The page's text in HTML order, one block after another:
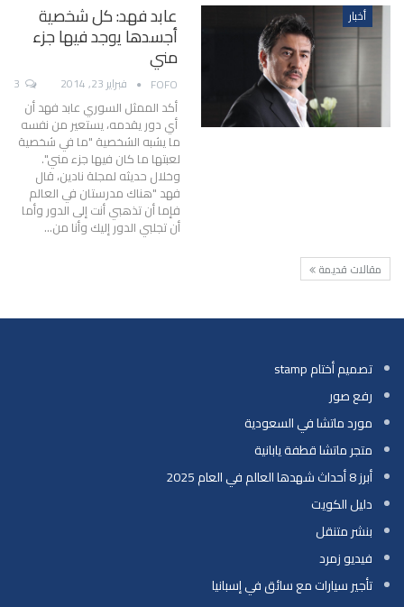
أخبار عابد فهد: كل شخصية
أجسدها يوجد فيها جزء
مني
FOFO فبراير 23, 2014
أكد الممثل السوري عابد فهد أن
أي دور يقدمه، يستعير من نفسه
ما يشبه الشخصية "ما في شخصية
لعبتها ما كان فيها جزء مني".
وخلال حديثه لمجلة نادين، قال
فهد "هناك مدرستان في العالم
فإما أن تذهبي أنت إلى الدور وأما
أن تجلبي الدور إليك وأنا من…
مقالات قديمة
تصميم أختام stamp
رفع صور
مورد ماتشا في السعودية
متجر ماتشا قطفة يابانية
أبرز 8 أحداث شهدها العالم في العام 2025
دليل الكويت
بنشر متنقل
فيديو زمرد
تأجير سيارات مع سائق في إسبانيا